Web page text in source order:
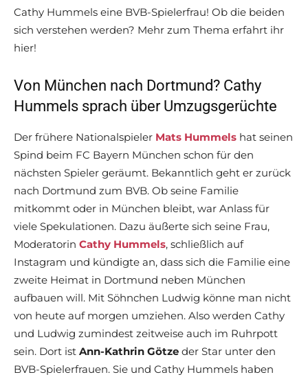
Cathy Hummels eine BVB-Spielerfrau! Ob die beiden
sich verstehen werden? Mehr zum Thema erfahrt ihr
hier!
Von München nach Dortmund? Cathy
Hummels sprach über Umzugsgerüchte
Der frühere Nationalspieler Mats Hummels hat seinen
Spind beim FC Bayern München schon für den
nächsten Spieler geräumt. Bekanntlich geht er zurück
nach Dortmund zum BVB. Ob seine Familie
mitkommt oder in München bleibt, war Anlass für
viele Spekulationen. Dazu äußerte sich seine Frau,
Moderatorin Cathy Hummels, schließlich auf
Instagram und kündigte an, dass sich die Familie eine
zweite Heimat in Dortmund neben München
aufbauen will. Mit Söhnchen Ludwig könne man nicht
von heute auf morgen umziehen. Also werden Cathy
und Ludwig zumindest zeitweise auch im Ruhrpott
sein. Dort ist Ann-Kathrin Götze der Star unter den
BVB-Spielerfrauen. Sie und Cathy Hummels haben